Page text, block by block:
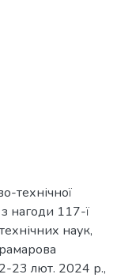
технічної
нагоди 117-ї
наук,
23 лют. 2024 р.,